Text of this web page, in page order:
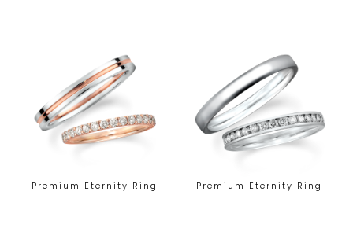
Premium Eternity Ring Premium Eternity Ring